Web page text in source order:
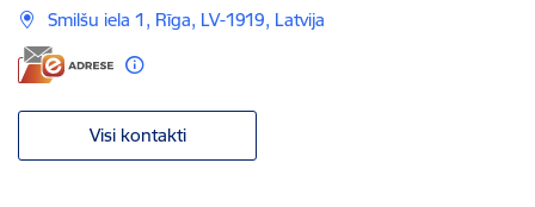
Smilšu iela 1, Rīga, LV-1919, Latvija
Visi kontakti